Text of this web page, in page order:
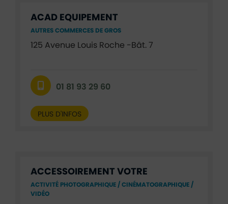
ACAD EQUIPEMENT
AUTRES COMMERCES DE GROS
125 Avenue Louis Roche -Bât. 7
01 81 93 29 60
PLUS D'INFOS
ACCESSOIREMENT VOTRE
ACTIVITÉ PHOTOGRAPHIQUE / CINÉMATOGRAPHIQUE /
VIDÉO